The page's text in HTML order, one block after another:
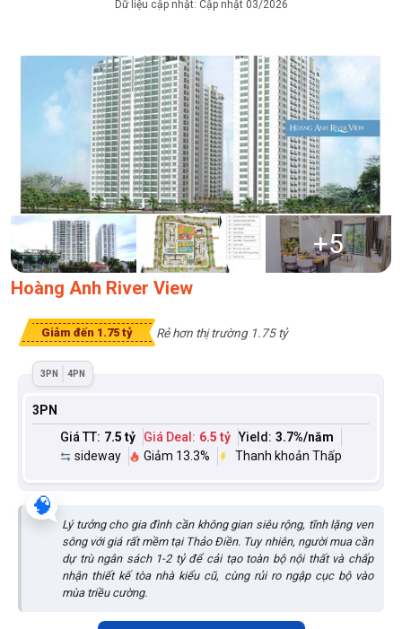
Dữ liệu cập nhật: Cập nhật 03/2026
+5
Hoàng Anh River View
Giảm đến 1.75 tỷ Rẻ hơn thị trường 1.75 tỷ
3PN 4PN
3PN
Giá TT: 7.5 tỷ Giá Deal: 6.5 tỷ Yield: 3.7%/năm
sideway
Giảm 13.3% Thanh khoản Thấp
🧠
Lý tưởng cho gia đình cần không gian siêu rộng, tĩnh lặng ven
sông với giá rất mềm tại Thảo Điền. Tuy nhiên, người mua cần
dự trù ngân sách 1-2 tỷ để cải tạo toàn bộ nội thất và chấp
nhận thiết kế tòa nhà kiểu cũ, cùng rủi ro ngập cục bộ vào
mùa triều cường.